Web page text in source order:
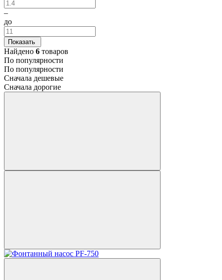
–
до
Показать
Найдено 6 товаров
По популярности
По популярности
Сначала дешевые
Сначала дорогие